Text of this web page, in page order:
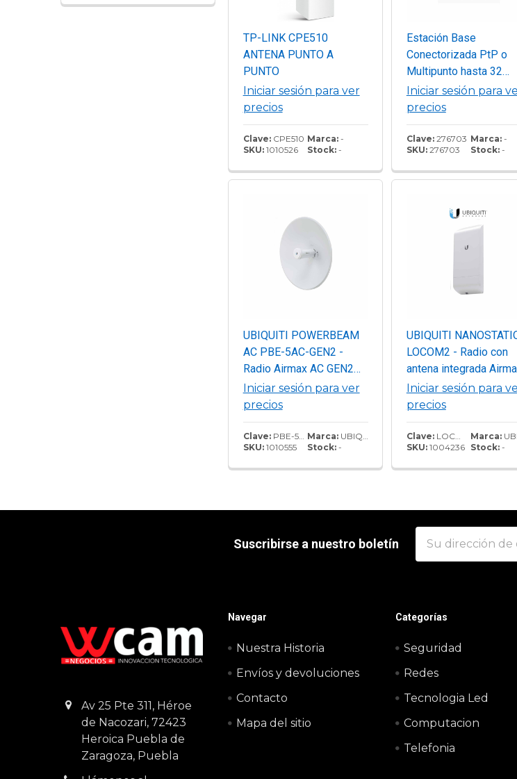
TP-LINK CPE510
ANTENA PUNTO A
PUNTO
Iniciar sesión para ver
precios
Clave:CPE510
SKU:1010526
Marca:-
Stock:-
Estación Base
Conectorizada PtP o
Multipunto hasta 32
Clientes, Botón de
Emparejamiento para
distribuciones de
Enlaces Inalámbricos
WISP y CCTV,
Desempeño de Hasta
Iniciar sesión para
precios
Clave:276703
SKU:276703
Marca:-
Stock:-
UBIQUITI POWERBEAM
AC PBE-5AC-GEN2 -
Radio Airmax AC GEN2
de 5.8GHz para exterior
con antena integrada de
25 dBi y tecnología
MIMO. Potencia de salida
de 25 dBm y rendimiento
de hasta 450 Mbps.
Iniciar sesión para ver
precios
Clave:PBE-5AC-GEN2
SKU:1010555
Marca:UBIQUITI
Stock:-
UBIQUITI
LOCOM2 - Radio con
antena integrada
2.4GHz para uso en
exteriores con
MIMO. Cuenta con un
panel de antena de 8
y una potencia de
transmisión de 23
Iniciar sesión para
precios
Clave:LOCOM2
SKU:1004236
Marca:
Stock:-
Suscribirse a nuestro boletín
de
Av 25 Pte 311, Héroe
de Nacozari, 72423
Heroica Puebla de
Zaragoza, Puebla
Navegar
Nuestra Historia
Envíos y devoluciones
Contacto
Mapa del sitio
Categorías
Seguridad
Redes
Tecnologia Led
Computacion
Telefonia